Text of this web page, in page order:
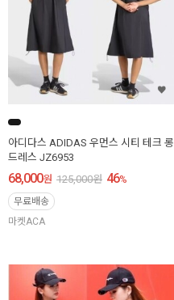
아디다스 ADIDAS 우먼스 시티 테크 롱
드레스 JZ6953
68,000원 125,000원 46%
무료배송
마켓ACA